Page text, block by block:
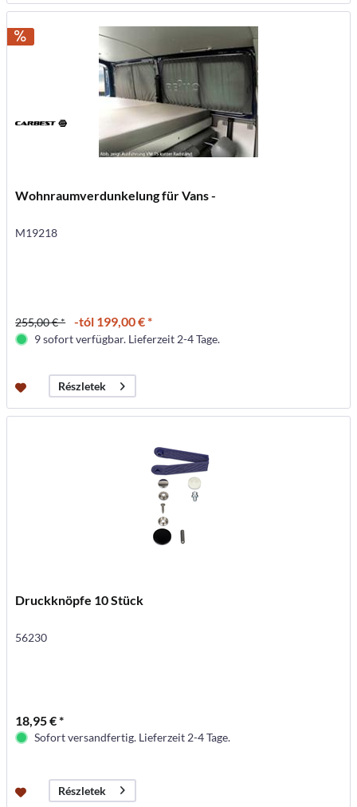
Wohnraumverdunkelung für Vans -
M19218
255,00 € * -tól 199,00 € *
9 sofort verfügbar. Lieferzeit 2-4 Tage.
Részletek
Druckknöpfe 10 Stück
56230
18,95 € *
Sofort versandfertig. Lieferzeit 2-4 Tage.
Részletek